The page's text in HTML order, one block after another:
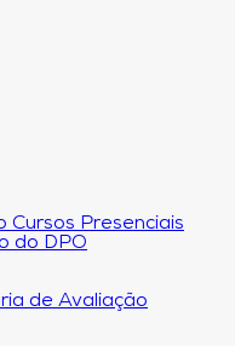
Cursos Presenciais
do DPO
de Avaliação